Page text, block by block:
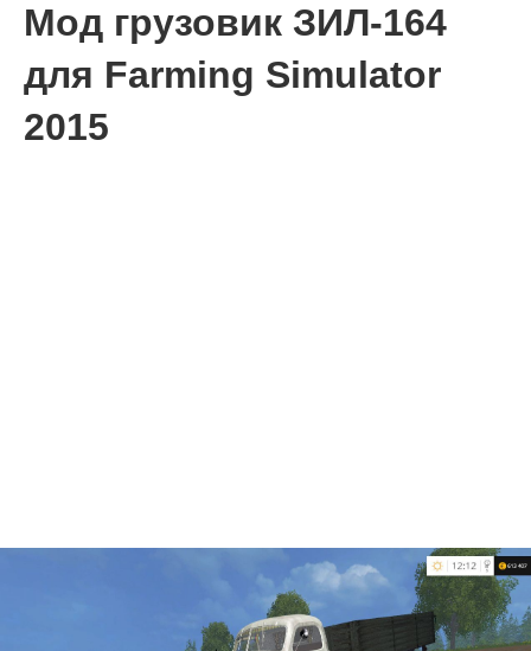
Мод грузовик ЗИЛ-164
для Farming Simulator
2015